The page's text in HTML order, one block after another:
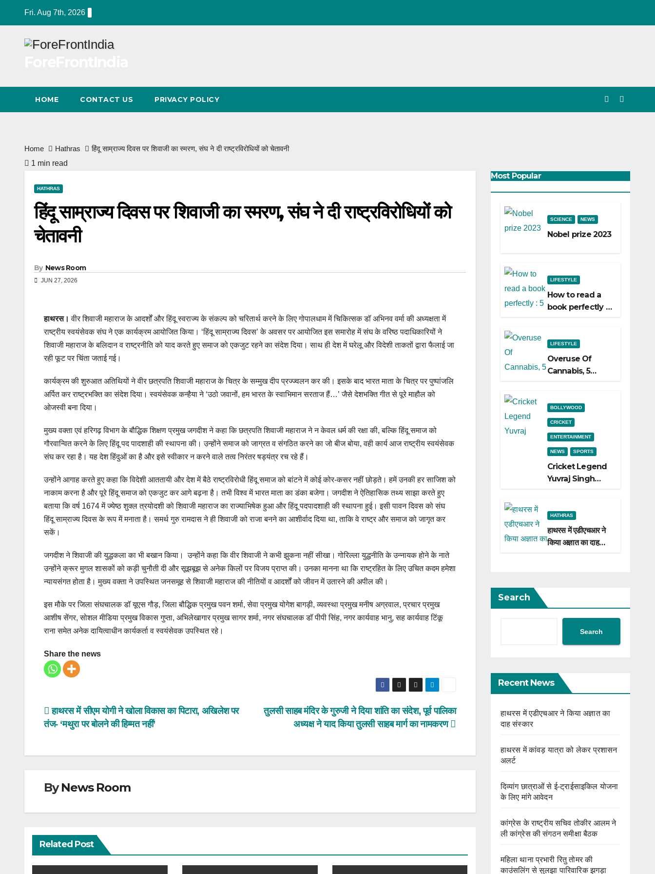
Fri. Aug 7th, 2026
HOME CONTACT US PRIVACY POLICY
Home Hathras
हिंदू साम्राज्य दिवस पर शिवाजी का स्मरण, संघ ने दी राष्ट्रविरोधियों को चेतावनी
1 min read
HATHRAS
हिंदू साम्राज्य दिवस पर शिवाजी का स्मरण, संघ ने दी राष्ट्रविरोधियों को
चेतावनी
By News Room
JUN 27, 2026
हाथरस। वीर शिवाजी महाराज के आदर्शों और हिंदू स्वराज्य के संकल्प को चरितार्थ करने के लिए गोपालधाम में चिकित्सक डॉ अभिनव वर्मा की अध्यक्षता में
राष्ट्रीय स्वयंसेवक संघ ने एक कार्यक्रम आयोजित किया। ‘हिंदू साम्राज्य दिवस’ के अवसर पर आयोजित इस समारोह में संघ के वरिष्ठ पदाधिकारियों ने
शिवाजी महाराज के बलिदान व राष्ट्रनीति को याद करते हुए समाज को एकजुट रहने का संदेश दिया। साथ ही देश में घरेलू और विदेशी ताकतों द्वारा फैलाई जा
रही फूट पर चिंता जताई गई।
कार्यक्रम की शुरुआत अतिथियों ने वीर छत्रपति शिवाजी महाराज के चित्र के सम्मुख दीप प्रज्ज्वलन कर की। इसके बाद भारत माता के चित्र पर पुष्पांजलि
अर्पित कर राष्ट्रभक्ति का संदेश दिया। स्वयंसेवक कन्हैया ने ‘उठो जवानों, हम भारत के स्वाभिमान सरताज हैं…’ जैसे देशभक्ति गीत से पूरे माहौल को
ओजस्वी बना दिया।
मुख्य वक्ता एवं हरिगढ़ विभाग के बौद्धिक शिक्षण प्रमुख जगदीश ने कहा कि छत्रपति शिवाजी महाराज ने न केवल धर्म की रक्षा की, बल्कि हिंदू समाज को
गौरवान्वित करने के लिए हिंदू पद पादशाही की स्थापना की। उन्होंने समाज को जाग्रत व संगठित करने का जो बीज बोया, वही कार्य आज राष्ट्रीय स्वयंसेवक
संघ कर रहा है। यह देश हिंदुओं का है और इसे स्वीकार न करने वाले तत्व निरंतर षड्यंत्र रच रहे हैं।
उन्होंने आगाह करते हुए कहा कि विदेशी आततायी और देश में बैठे राष्ट्रविरोधी हिंदू समाज को बांटने में कोई कोर-कसर नहीं छोड़ते। हमें उनकी हर साजिश को
नाकाम करना है और पूरे हिंदू समाज को एकजुट कर आगे बढ़ना है। तभी विश्व में भारत माता का डंका बजेगा। जगदीश ने ऐतिहासिक तथ्य साझा करते हुए
बताया कि वर्ष 1674 में ज्येष्ठ शुक्ल त्रयोदशी को शिवाजी महाराज का राज्याभिषेक हुआ और हिंदू पदपादशाही की स्थापना हुई। इसी पावन दिवस को संघ
हिंदू साम्राज्य दिवस के रूप में मनाता है। समर्थ गुरु रामदास ने ही शिवाजी को राजा बनने का आशीर्वाद दिया था, ताकि वे राष्ट्र और समाज को जागृत कर
सकें।
जगदीश ने शिवाजी की युद्धकला का भी बखान किया। उन्होंने कहा कि वीर शिवाजी ने कभी झुकना नहीं सीखा। गोरिल्ला युद्धनीति के उन्नायक होने के नाते
उन्होंने क्रूर मुगल शासकों को कड़ी चुनौती दी और सूझबूझ से अनेक किलों पर विजय प्राप्त की। उनका मानना था कि राष्ट्रहित के लिए उचित कदम हमेशा
न्यायसंगत होता है। मुख्य वक्ता ने उपस्थित जनसमूह से शिवाजी महाराज की नीतियों व आदर्शों को जीवन में उतारने की अपील की।
इस मौके पर जिला संघचालक डॉ यूएस गौड़, जिला बौद्धिक प्रमुख पवन शर्मा, सेवा प्रमुख योगेश बागड़ी, व्यवस्था प्रमुख मनीष अग्रवाल, प्रचार प्रमुख
आशीष सेंगर, सोशल मीडिया प्रमुख विकास गुप्ता, अभिलेखागार प्रमुख सागर शर्मा, नगर संघचालक डॉ पीपी सिंह, नगर कार्यवाह भानु, सह कार्यवाह टिंकू
राना समेत अनेक दायित्वाधीन कार्यकर्ता व स्वयंसेवक उपस्थित रहे।
Share the news
Post
navigation
तुलसी साहब मंदिर के गुरुजी ने दिया शांति का संदेश, पूर्व पालिका
अध्यक्ष ने याद किया तुलसी साहब मार्ग का नामकरण
हाथरस में सीएम योगी ने खोला विकास का पिटारा, अखिलेश पर
तंज- ‘मथुरा पर बोलने की हिम्मत नहीं’
ByNews Room
Related Post
Most Popular
SCIENCE NEWS
Nobel prize 2023
LIFESTYLE
How to read a
book perfectly :
LIFESTYLE
Overuse Of
Cannabis, 5
And Heart
Failure, Study
Finds
BOLLYWOOD
CRICKET
ENTERTAINMENT
NEWS SPORTS
Cricket Legend
Yuvraj Singh
Preview of the
Film Celebrating
His Legacy
HATHRAS
हाथरस में एडीएचआर ने
किया अज्ञात का दाह
Search
Search
Recent News
हाथरस में एडीएचआर ने किया अज्ञात का
दाह संस्कार
हाथरस में कांवड़ यात्रा को लेकर प्रशासन
अलर्ट
दिव्यांग छात्राओं से ई-ट्राईसाइकिल योजना
के लिए मांगे आवेदन
कांग्रेस के राष्ट्रीय सचिव तोकीर आलम ने
ली कांग्रेस की संगठन समीक्षा बैठक
महिला थाना प्रभारी रितु तोमर की
काउंसलिंग से सुलझा पारिवारिक झगड़ा